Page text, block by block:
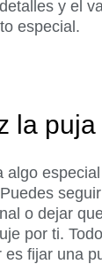
y el
especial.
la
algo
o dejar
por ti.
es fijar una